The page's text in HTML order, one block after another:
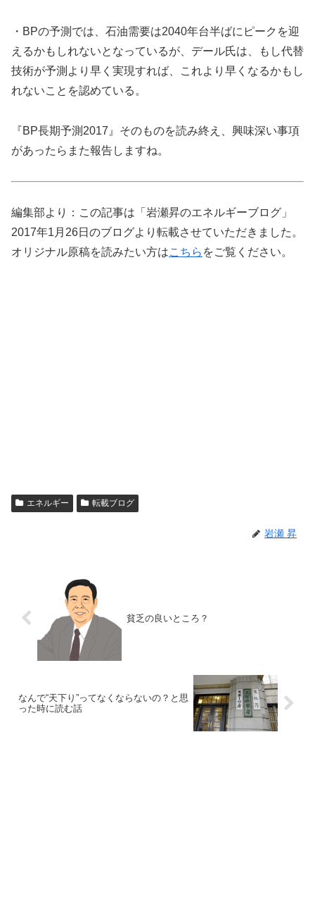
・BPの予測では、石油需要は2040年台半ばにピークを迎
えるかもしれないとなっているが、デール氏は、もし代替
技術が予測より早く実現すれば、これより早くなるかもし
れないことを認めている。
『BP長期予測2017』そのものを読み終え、興味深い事項
があったらまた報告しますね。
編集部より：この記事は「岩瀬昇のエネルギーブログ」
2017年1月26日のブログより転載させていただきました。
オリジナル原稿を読みたい方はこちら をご覧ください。
エネルギー 転載ブログ
岩瀬 昇
貧乏の良いところ？
なんで“天下り”ってなくならないの？と思
った時に読む話